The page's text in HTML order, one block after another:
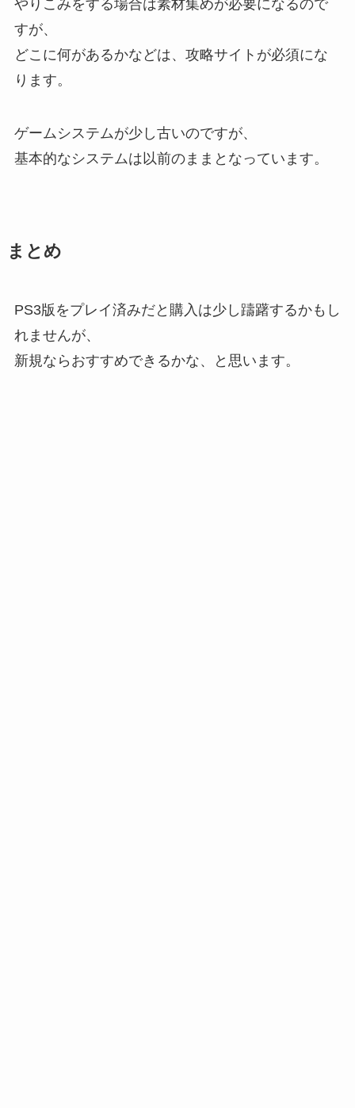
やりこみをする場合は素材集めが必要になるので
すが、
どこに何があるかなどは、攻略サイトが必須にな
ります。
ゲームシステムが少し古いのですが、
基本的なシステムは以前のままとなっています。
まとめ
PS3版をプレイ済みだと購入は少し躊躇するかもし
れませんが、
新規ならおすすめできるかな、と思います。